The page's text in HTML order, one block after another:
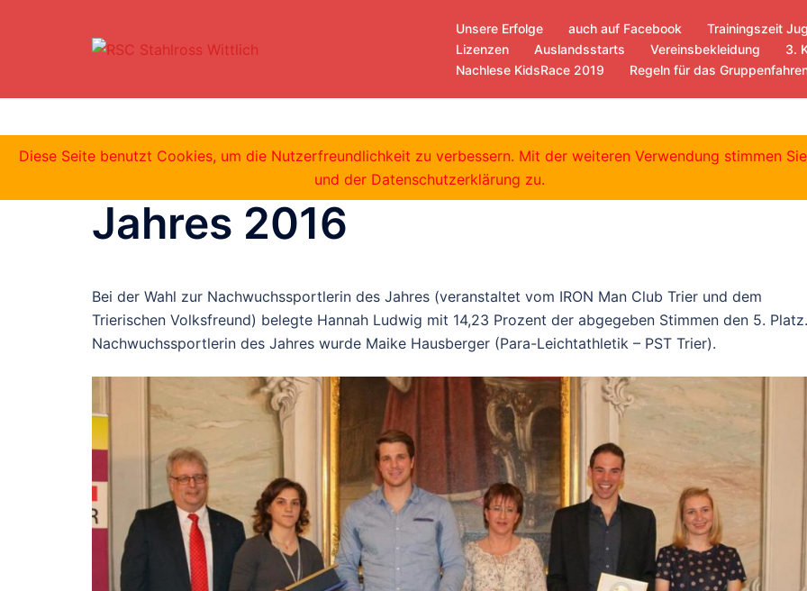
Unsere Erfolge auch auf Facebook Trainingszeit
Lizenzen
Auslandsstarts Vereinsbekleidung
3.
Nachlese KidsRace 2019
Regeln für das
Wahl Nachwuchssportlerin des
Jahres 2016
Bei der Wahl zur Nachwuchssportlerin des Jahres (veranstaltet vom IRON Man Club Trier und dem
Trierischen Volksfreund) belegte Hannah Ludwig mit 14,23 Prozent der abgegeben Stimmen den 5. Platz.
Nachwuchssportlerin des Jahres wurde Maike Hausberger (Para-Leichtathletik – PST Trier).
Diese Seite benutzt Cookies, um die Nutzerfreundlichkeit zu verbessern. Mit der weiteren Verwendung stimmen
und der Datenschutzerklärung zu.